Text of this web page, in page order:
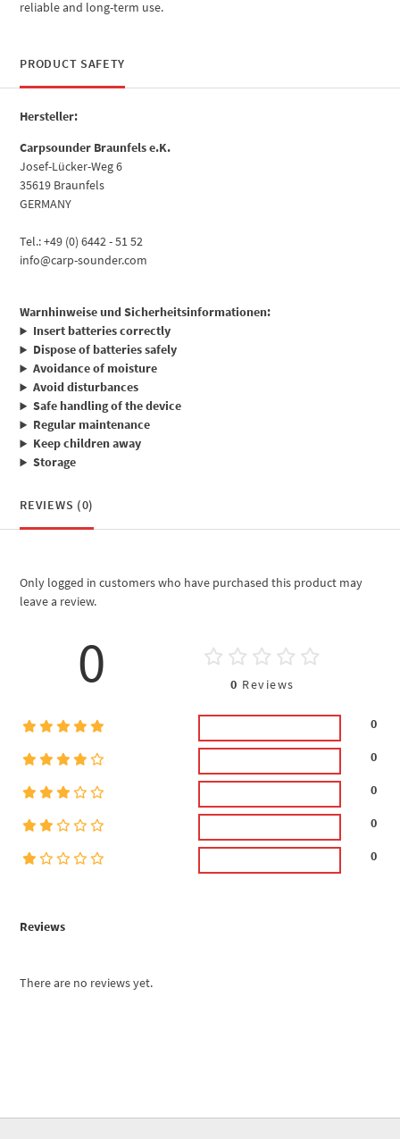
reliable and long-term use.
PRODUCT SAFETY
Hersteller:
Carpsounder Braunfels e.K.
Josef-Lücker-Weg 6
35619 Braunfels
GERMANY
Tel.: +49 (0) 6442 - 51 52
info@carp-sounder.com
Warnhinweise und Sicherheitsinformationen:
Insert batteries correctly
Dispose of batteries safely
Avoidance of moisture
Avoid disturbances
Safe handling of the device
Regular maintenance
Keep children away
Storage
REVIEWS (0)
Reviews
There are no reviews yet.
0 0 Reviews
0
0
0
0
0
Only logged in customers who have purchased this product may
leave a review.